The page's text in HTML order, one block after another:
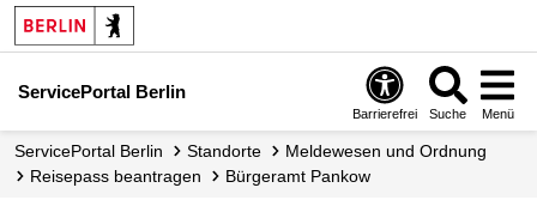
ServicePortal Berlin
Barrierefrei Suche Menü
ServicePortal Berlin Standorte
Meldewesen und Ordnung
Reisepass beantragen
Bürgeramt Pankow